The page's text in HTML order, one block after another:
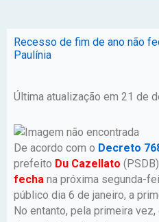
Recesso de fim de ano não
Paulínia
Última atualização em 21 de
De acordo com o Decreto
prefeito Du Cazellato
fecha na próxima segunda-
público dia 6 de janeiro, a
No entanto, pela primeira